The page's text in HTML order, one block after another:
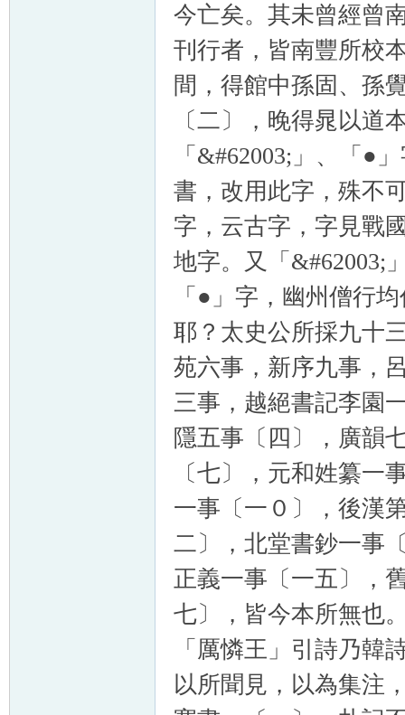
今亡矣。其未曾經曾
刊行者，皆南豐所校
間，得館中孫固、孫
〔二〕，晚得晁以道
「&#62003;」、「●
書，改用此字，殊不
字，云古字，字見戰
地字。又「&#62003;
「●」字，幽州僧行
耶？太史公所採九十
苑六事，新序九事，
三事，越絕書記李園
隱五事〔四〕，廣韻
〔七〕，元和姓纂一
一事〔一０〕，後漢
二〕，北堂書鈔一事
正義一事〔一五〕，
七〕，皆今本所無也
「厲憐王」引詩乃韓
以所聞見，以為集注